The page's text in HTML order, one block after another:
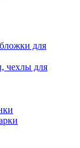
для
чехлы для